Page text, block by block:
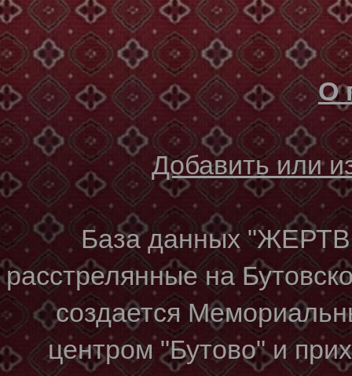
О
Добавить или
База данных
расстрелянные на
создается
центром "Бутово" и